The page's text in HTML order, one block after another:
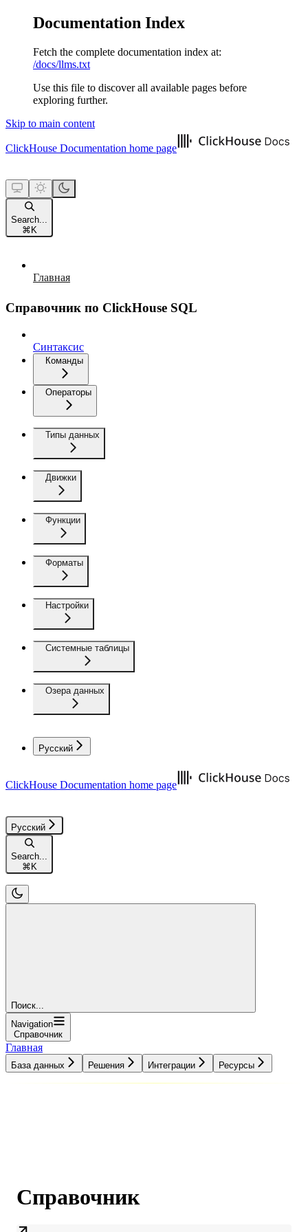
Documentation Index
Fetch the complete documentation index at:
/docs/llms.txt
Use this file to discover all available pages before
exploring further.
Skip to main content
ClickHouse Documentation home page
Search...
⌘ K
Главная
Справочник по ClickHouse SQL
Синтаксис
Команды
Операторы
Типы данных
Движки
Функции
Форматы
Настройки
Системные таблицы
Озера данных
Русский
ClickHouse Documentation home page
Русский
Search...
⌘K
Поиск...
Navigation
Справочник
Главная
База данных Решения Интеграции Ресурсы
Справочник